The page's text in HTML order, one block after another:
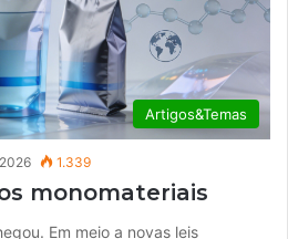
Artigos&Temas
1.339
monomateriais
Em meio a novas leis